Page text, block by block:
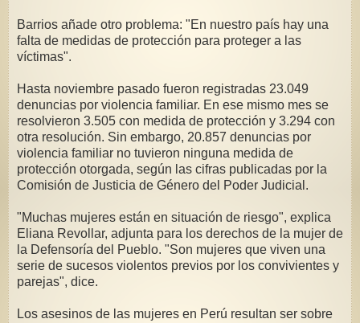
Barrios añade otro problema: "En nuestro país hay una
falta de medidas de protección para proteger a las
víctimas".
Hasta noviembre pasado fueron registradas 23.049
denuncias por violencia familiar. En ese mismo mes se
resolvieron 3.505 con medida de protección y 3.294 con
otra resolución. Sin embargo, 20.857 denuncias por
violencia familiar no tuvieron ninguna medida de
protección otorgada, según las cifras publicadas por la
Comisión de Justicia de Género del Poder Judicial.
"Muchas mujeres están en situación de riesgo", explica
Eliana Revollar, adjunta para los derechos de la mujer de
la Defensoría del Pueblo. "Son mujeres que viven una
serie de sucesos violentos previos por los convivientes y
parejas", dice.
Los asesinos de las mujeres en Perú resultan ser sobre